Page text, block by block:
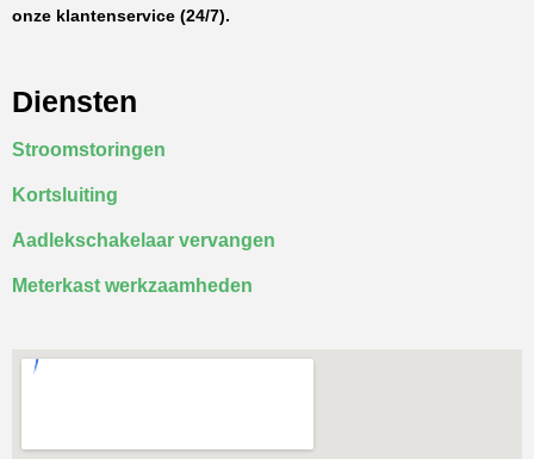
onze klantenservice (24/7).
Diensten
Stroomstoringen
Kortsluiting
Aadlekschakelaar vervangen
Meterkast werkzaamheden